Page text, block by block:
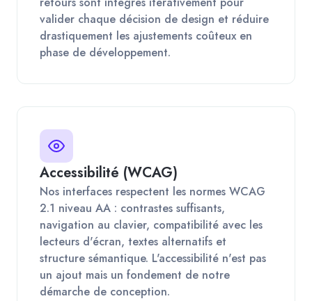
valider chaque décision de design et réduire
drastiquement les ajustements coûteux en
phase de développement.
Accessibilité (WCAG)
Nos interfaces respectent les normes WCAG
2.1 niveau AA : contrastes suffisants,
navigation au clavier, compatibilité avec les
lecteurs d'écran, textes alternatifs et
structure sémantique. L'accessibilité n'est pas
un ajout mais un fondement de notre
démarche de conception.